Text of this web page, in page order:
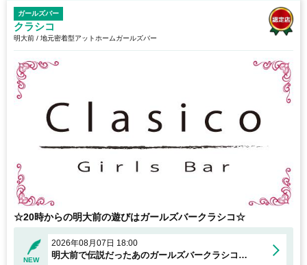
ガールズバー
クラシコ
明大前 / 地元密着型アットホームガールズバー
☆20時からの明大前の遊びはガールズバークラシコ☆
NEW
2026年08月07日 18:00
明大前で伝説だったあのガールズバークラシコが復活！！